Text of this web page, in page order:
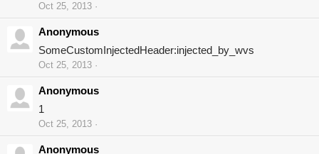
Oct 25, 2013
Anonymous
SomeCustomInjectedHeader:injected_by_wvs
Oct 25, 2013
Anonymous
1
Oct 25, 2013
Anonymous